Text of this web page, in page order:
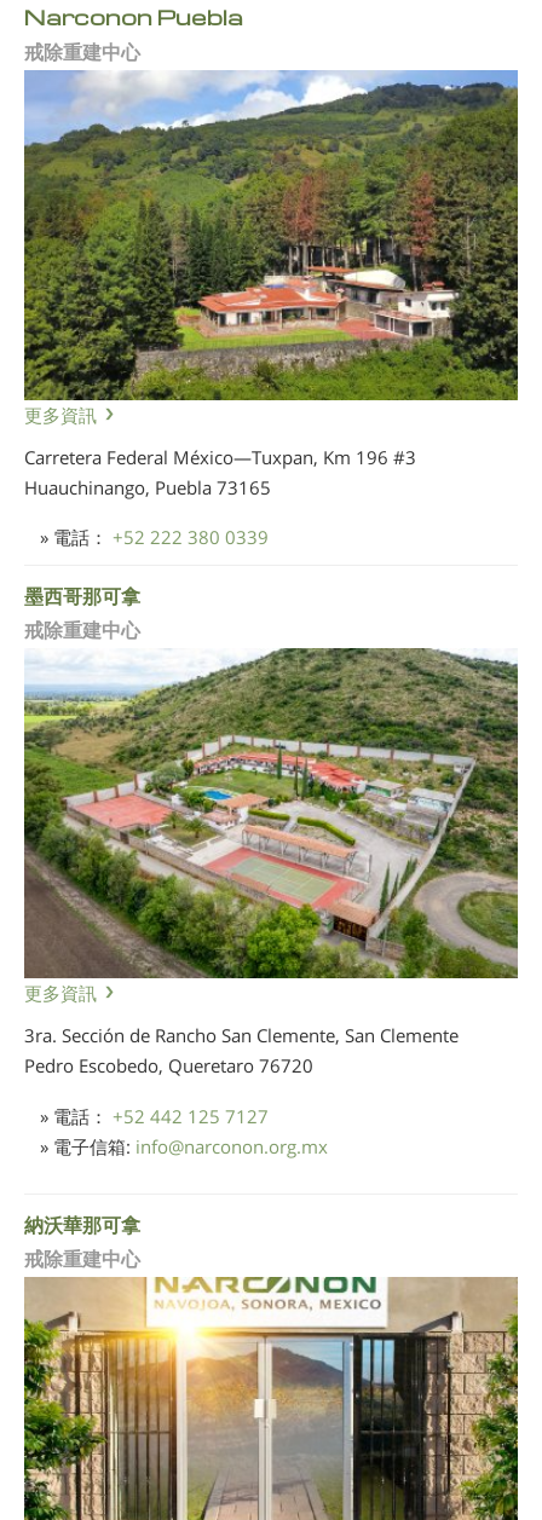
Narconon Puebla
戒除重建中心
更多資訊
Carretera Federal México—Tuxpan, Km 196 #3
Huauchinango, Puebla 73165
» 電話： +52 222 380 0339
墨西哥那可拿
戒除重建中心
更多資訊
3ra. Sección de Rancho San Clemente, San Clemente
Pedro Escobedo, Queretaro 76720
» 電話： +52 442 125 7127
» 電子信箱: info@narconon.org.mx
納沃華那可拿
戒除重建中心